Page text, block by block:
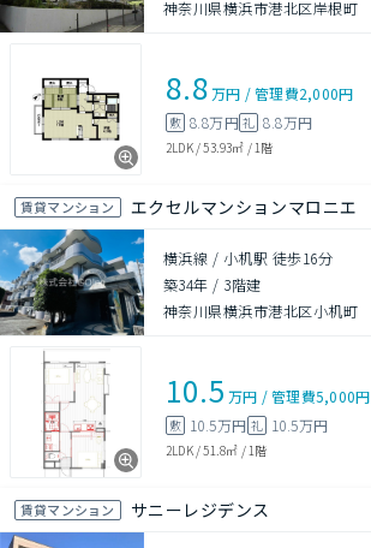
神奈川県横浜市港北区岸根町
8.8万円 /管理費2,000円
敷 8.8万円礼 8.8万円
2LDK/53.93㎡ / 1階
賃貸マンション エクセルマンションマロニエ
横浜線 / 小机駅 徒歩16分
築34年 / 3階建
神奈川県横浜市港北区小机町
10.5 万円 /管理費5,000円
敷 10.5万円 礼 10.5万円
2LDK/51.8㎡ / 1階
賃貸マンション サニーレジデンス